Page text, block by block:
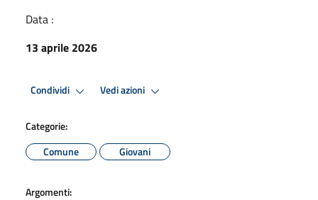
Data :
13 aprile 2026
Condividi Vedi azioni
Categorie:
Comune
Giovani
Argomenti: